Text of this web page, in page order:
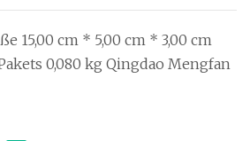
15,00 cm * 5,00 cm * 3,00 cm
0,080 kg Qingdao Mengfan